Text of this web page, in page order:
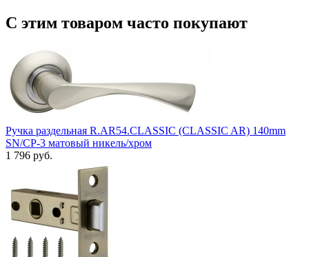
С этим товаром часто покупают
Ручка раздельная R.AR54.CLASSIC (CLASSIC AR) 140mm
SN/CP-3 матовый никель/хром
1 796 руб.